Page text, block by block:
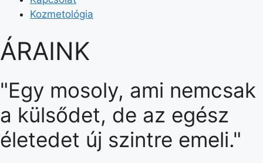
Kozmetológia
ÁRAINK
"Egy mosoly, ami nemcsak
a külsődet, de az egész
életedet új szintre emeli."